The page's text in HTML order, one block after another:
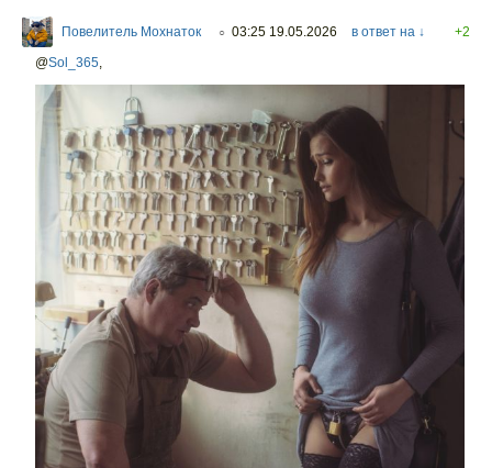
Повелитель Мохнаток ○ 03:25 19.05.2026 в ответ на ↓
+2
@Sol_365